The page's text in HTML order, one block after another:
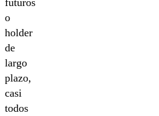
o
holder
de
largo
plazo,
casi
todos